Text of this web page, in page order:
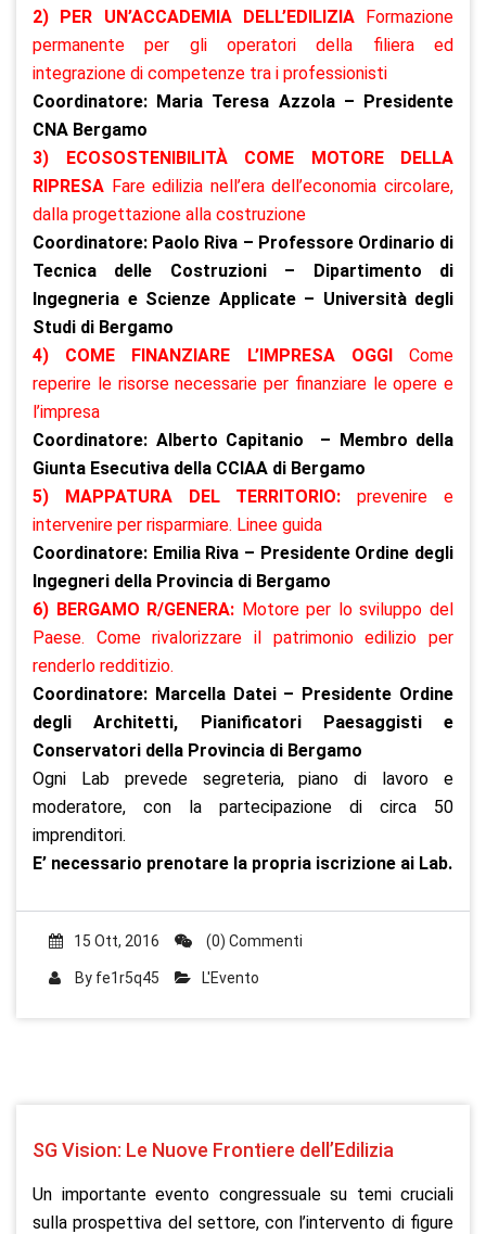
2) PER UN’ACCADEMIA DELL’EDILIZIAFormazione
permanente per gli operatori della filiera ed
integrazione di competenze tra i professionisti
Coordinatore: Maria Teresa Azzola – Presidente
CNA Bergamo
3) ECOSOSTENIBILITÀ COME MOTORE DELLA
RIPRESA Fare edilizia nell’era dell’economia circolare,
dalla progettazione alla costruzione
Coordinatore: Paolo Riva – Professore Ordinario di
Tecnica delle Costruzioni – Dipartimento di
Ingegneria e Scienze Applicate – Università degli
Studi di Bergamo
4) COME FINANZIARE L’IMPRESA OGGICome
reperire le risorse necessarie per finanziare le opere e
l’impresa
Coordinatore: Alberto Capitanio – Membro della
Giunta Esecutiva della CCIAA di Bergamo
5) MAPPATURA DEL TERRITORIO: prevenire e
intervenire per risparmiare. Linee guida
Coordinatore: Emilia Riva – Presidente Ordine degli
Ingegneri della Provincia di Bergamo
6) BERGAMO R/GENERA: Motore per lo sviluppo del
Paese. Come rivalorizzare il patrimonio edilizio per
renderlo redditizio.
Coordinatore: Marcella Datei – Presidente Ordine
degli Architetti, Pianificatori Paesaggisti e
Conservatori della Provincia di Bergamo
Ogni Lab prevede segreteria, piano di lavoro e
moderatore, con la partecipazione di circa 50
imprenditori.
E’ necessario prenotare la propria iscrizione ai Lab.
15 Ott, 2016 (0) Commenti
By fe1r5q45 L'Evento
SG Vision: Le Nuove Frontiere dell’Edilizia
Un importante evento congressuale su temi cruciali
sulla prospettiva del settore, con l’intervento di figure